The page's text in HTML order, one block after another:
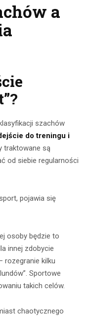
a
szachów
do treningu i
traktowane są
od siebie regularności
pojawia się
osoby będzie to
innej zdobycie
rozegranie kilku
Sportowe
takich celów.
chaotycznego